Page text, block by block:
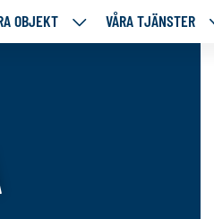
OBJEKT
VÅRA VÅRA TJÄNSTER